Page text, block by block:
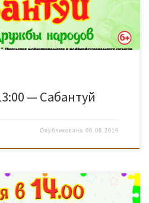
— Сабантуй
Опубликовано06.06.2019